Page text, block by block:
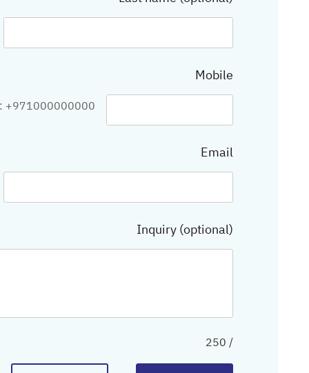
Mobile
+971000000000
Email
Inquiry (optional)
/
250